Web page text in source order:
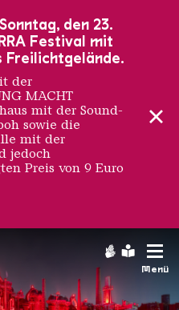
Menü
in Rot
den 23.
Festival mit
Freilichtgelände.
der
MACHT
mit der Sound-
sowie die
mit der
jedoch
Preis von 9 Euro